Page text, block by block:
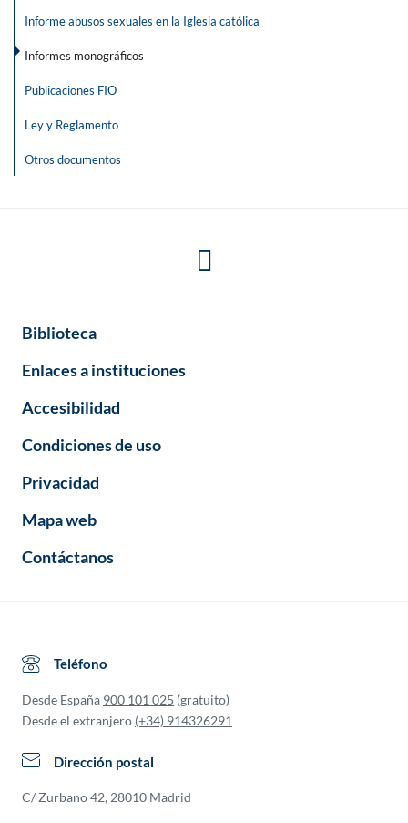
Informe abusos sexuales en la Iglesia católica
Informes monográficos
Publicaciones FIO
Ley y Reglamento
Otros documentos
Biblioteca
Enlaces a instituciones
Accesibilidad
Condiciones de uso
Privacidad
Mapa web
Contáctanos
Teléfono
Desde España 900 101 025 (gratuito)
Desde el extranjero (+34) 914326291
Dirección postal
C/ Zurbano 42, 28010 Madrid